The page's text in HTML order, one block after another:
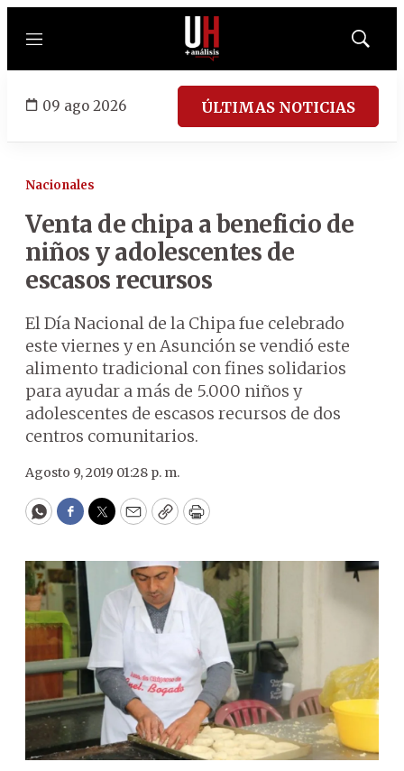
Menú
Mostrar
09 ago 2026 ÚLTIMAS NOTICIAS
Nacionales
Venta de chipa a beneficio de
niños y adolescentes de
escasos recursos
El Día Nacional de la Chipa fue celebrado
este viernes y en Asunción se vendió este
alimento tradicional con fines solidarios
para ayudar a más de 5.000 niños y
adolescentes de escasos recursos de dos
centros comunitarios.
Agosto 9, 2019 01:28 p. m.
WhatsApp
Facebook
Twitter
EmailCopyPrint